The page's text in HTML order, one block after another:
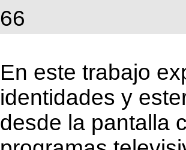
66
En este trabajo
identidades y
desde la pantalla